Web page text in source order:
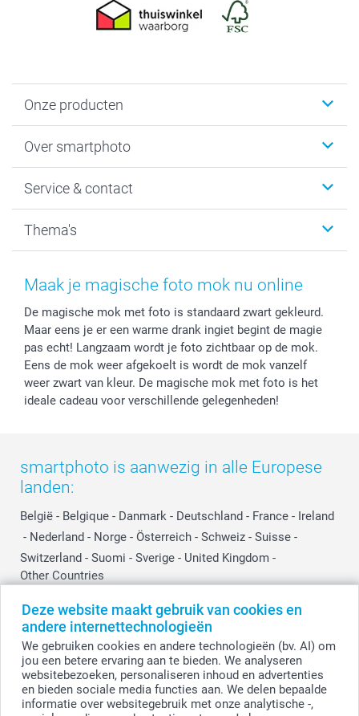
Deze website maakt gebruik van cookies en
andere internettechnologieën
We gebruiken cookies en andere technologieën (bv. AI) om
jou een betere ervaring aan te bieden. We analyseren
websitebezoeken, personaliseren inhoud en advertenties
en bieden sociale media functies aan. We delen bepaalde
informatie over websitegebruik met onze analytische -,
Onze producten
Fotoboeken
Fotocadeaus
Kaarten
Over smartphoto
Vacatures
Bestelproces
Herroepingsrecht
Cookiebeleid
Reviews
Prijslijst
Investor Relations
Service & contact
Tevredenheidsgarantie
Mijn orderstatus
smartbonus
smartfriends
service@smartphoto.nl
Affiliate partnerprogramma
Partnerships
Influencer partnerprogramma
Thema's
Baby
Moederdag
Vaderdag
Huwelijk
Maak je magische foto mok nu online
De magische mok met foto is standaard zwart gekleurd.
Maar eens je er een warme drank ingiet begint de magie
pas echt! Langzaam wordt je foto zichtbaar op de mok.
Eens de mok weer afgekoelt is wordt de mok vanzelf
weer zwart van kleur. De magische mok met foto is het
ideale cadeau voor verschillende gelegenheden!
smartphoto is aanwezig in alle Europese
landen:
België - Belgique - Danmark - Deutschland - France - Ireland
- Nederland - Norge - Österreich - Schweiz - Suisse -
Switzerland - Suomi - Sverige - United Kingdom -
Other Countries
© smartphoto group. Alle rechten voorbehouden.Disclaimer
Alle prijzen zijn in EURO (€) inclusief BTW en exclusief verzendkosten.